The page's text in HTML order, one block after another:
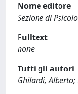
Nome editore
Sezione di
Fulltext
none
Tutti gli autori
Ghilardi, Alberto;